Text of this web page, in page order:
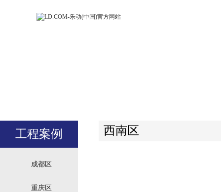
工程案例
成都区
重庆区
西南区